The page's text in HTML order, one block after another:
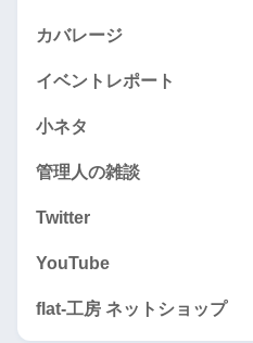
カバレージ
イベントレポート
小ネタ
管理人の雑談
Twitter
YouTube
flat-工房 ネットショップ